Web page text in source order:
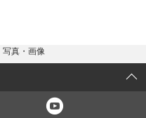
写真・画像